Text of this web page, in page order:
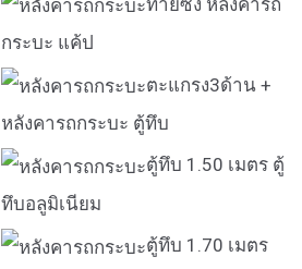
กระบะ แค้ป
ตะแกรง3ด้าน +
หลังคารถกระบะ ตู้ทึบ
ตู้ทึบ 1.50 เมตร ตู้
ทึบอลูมิเนียม
ตู้ทึบ 1.70 เมตร